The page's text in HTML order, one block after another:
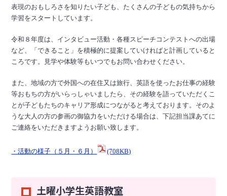
表現のおもしろさを知りたい子ども、たくさんの子どもの気持ちから
学習をスタートしています。
令和８年度は、インタビュー活動・各種スピーチコンテストへの出場
など、「できること」を積極的に提案していければと計画していると
ころです。見学や体験等もいつでもお問い合わせください。
また、地域の方で外国への在住又は旅行、英語を使ったお仕事の経験
等おもちの方がいらっしゃいましたら、その経験を語っていただくこ
とが子どもたちのキャリア形成につながると考えております。そのよ
うな大人の方の参画の御協力をいただける場合は、下記担当課あてに
ご連絡をいただきますようお願い致します。
・活動の様子（５月・６月） (708KB)
土曜小学生英語教室